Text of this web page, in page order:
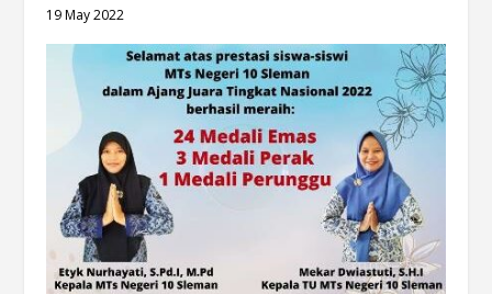
19 May 2022